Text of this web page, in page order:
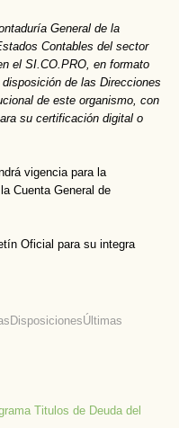
General de la
Contables del sector
el SI.CO.PRO, en formato
de las Direcciones
de este organismo, con
su certificación digital o
vigencia para la
Cuenta General de
Oficial para su integra
DisposicionesÚltimas
Titulos de Deuda del